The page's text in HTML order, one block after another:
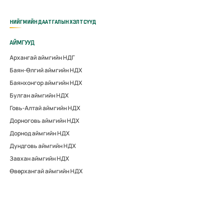
НИЙГМИЙН ДААТГАЛЫН ХЭЛТСҮҮД
АЙМГУУД
Архангай аймгийн НДГ
Баян-Өлгий аймгийн НДХ
Баянхонгор аймгийн НДХ
Булган аймгийн НДХ
Говь-Алтай аймгийн НДХ
Дорноговь аймгийн НДХ
Дорнод аймгийн НДХ
Дундговь аймгийн НДХ
Завхан аймгийн НДХ
Өвөрхангай аймгийн НДХ